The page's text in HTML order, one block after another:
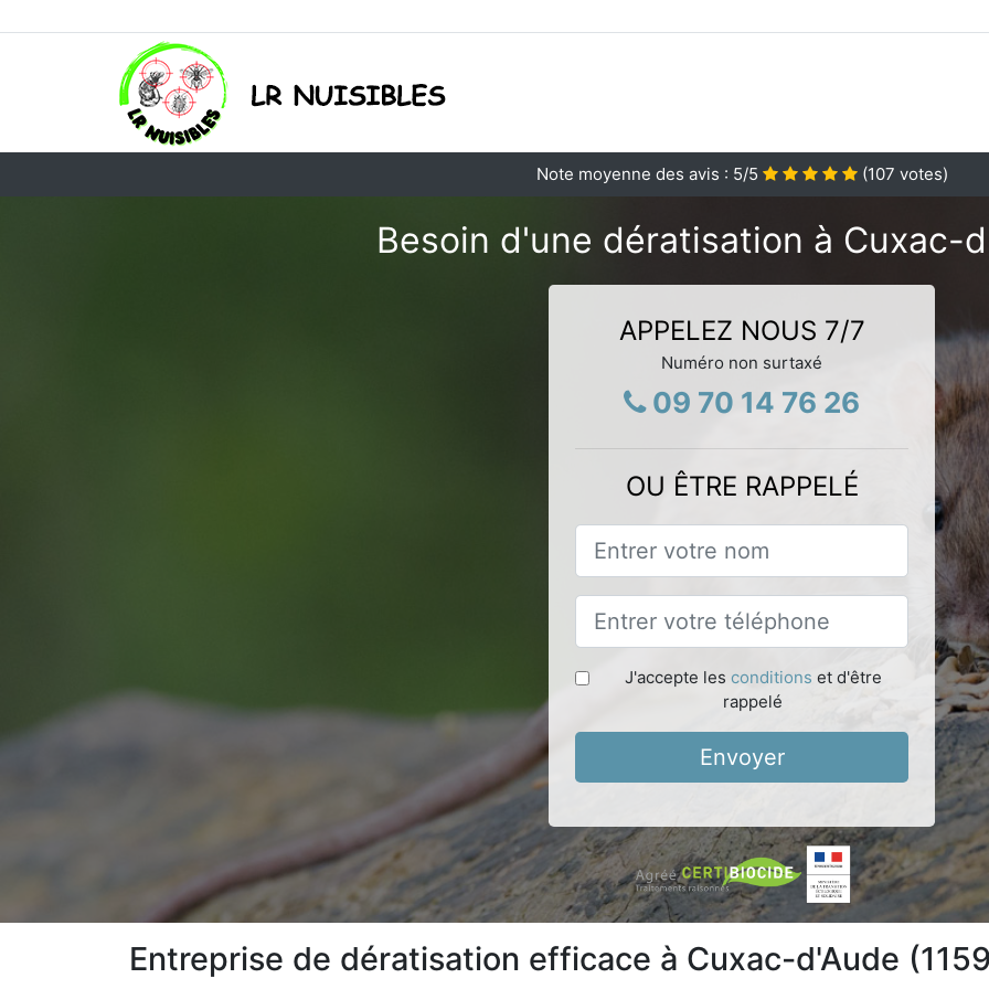
Note moyenne des avis : 5/5 (107 votes)
Besoin d'une dératisation à Cuxac-
APPELEZ NOUS 7/7
Numéro non surtaxé
09 70 14 76 26
OU ÊTRE RAPPELÉ
J'accepte les conditions et d'être
rappelé
Envoyer
Entreprise de dératisation efficace à Cuxac-d'Aude